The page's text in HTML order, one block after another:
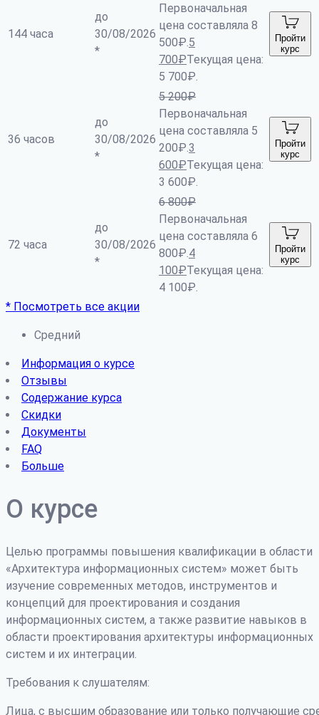
144 часа
до
30/08/2026
*
Первоначальная
цена составляла 8
500₽.5
700₽Текущая цена:
5 700₽.
Пройти
курс
36 часов
до
30/08/2026
*
5 200₽
Первоначальная
цена составляла 5
200₽.3
600₽Текущая цена:
3 600₽.
Пройти
курс
72 часа
до
30/08/2026
*
6 800₽
Первоначальная
цена составляла 6
800₽.4
100₽Текущая цена:
4 100₽.
Пройти
курс
* Посмотреть все акции
Средний
Информация о курсе
Отзывы
Содержание курса
Скидки
Документы
FAQ
Больше
О курсе
Целью программы повышения квалификации в области
«Архитектура информационных систем» может быть
изучение современных методов, инструментов и
концепций для проектирования и создания
информационных систем, а также развитие навыков в
области проектирования архитектуры информационных
систем и их интеграции.
Требования к слушателям:
Лица, с высшим образование или только получающие